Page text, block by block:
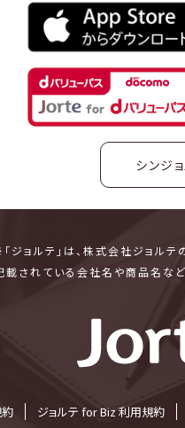
シンジ
ジョルテ」は、株式会社ジョル
載されている会社名や商品名な
ジョルテ for Biz 利⽤規約